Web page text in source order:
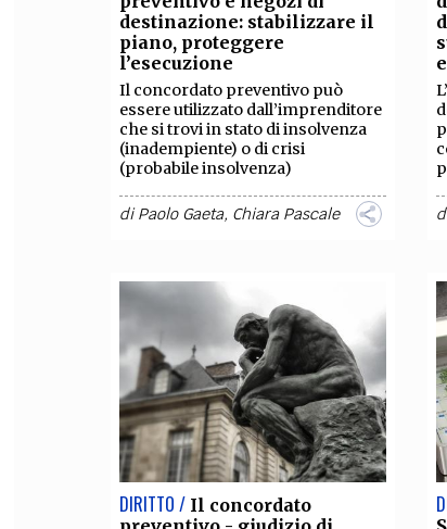
FILODIRITTO
destinazione: stabilizzare il
piano, proteggere
l’esecuzione
Il concordato preventivo può
essere utilizzato dall’imprenditore
che si trovi in stato di insolvenza
(inadempiente) o di crisi
(probabile insolvenza)
diPaolo Gaeta, Chiara Pascale
DIRITTO / Il concordato